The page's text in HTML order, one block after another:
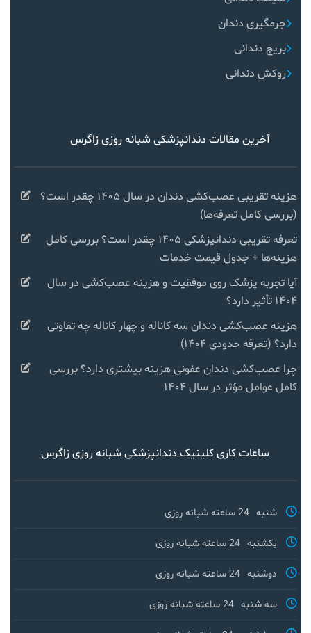
جرمگیری دندان
بریج دندانی
روکش دندانی
آخرین مقالات دندانپزشکی شبانه روزی زاگرس
هزینه تقریبی عصب‌کشی دندان در سال ۱۴۰۵ چقدر است؟
(بررسی کامل تعرفه‌ها)
تعرفه تقریبی دندانپزشکی ۱۴۰۵ چقدر است؟ بررسی کامل
هزینه‌ها + جدول قیمت خدمات
آیا تجربه پزشک روی موفقیت و هزینه عصب‌کشی در سال
۱۴۰۴ تأثیر دارد؟
هزینه عصب‌کشی دندان سه کاناله و چهار کاناله چه تفاوتی
دارد؟ (تعرفه حدودی ۱۴۰۴)
چرا عصب‌کشی دندان عفونی هزینه بیشتری دارد؟ بررسی
کامل عوامل مؤثر در سال ۱۴۰۴
ساعات کاری کلینیک دندانپزشکی شبانه روزی زاگرس
شنبه 24 ساعته شبانه روزی
یکشنبه 24 ساعته شبانه روزی
دوشنبه 24 ساعته شبانه روزی
سه شنبه 24 ساعته شبانه روزی